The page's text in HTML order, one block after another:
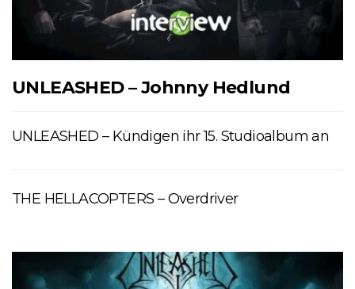
UNLEASHED – Johnny Hedlund
UNLEASHED – Kündigen ihr 15. Studioalbum an
THE HELLACOPTERS – Overdriver